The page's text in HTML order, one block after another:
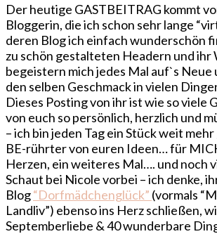
Der heutige GASTBEITRAG kommt
Bloggerin, die ich schon sehr lange
deren Blog ich einfach wunderschön
zu schön gestalteten Headern und ihr
begeistern mich jedes Mal auf`s Neue
den selben Geschmack in vielen
Dieses Posting von ihr ist wie so viele
von euch so persönlich, herzlich und
– ich bin jeden Tag ein Stück weit
BE-rührter von euren Ideen… für
Herzen, ein weiteres Mal…. und noch
Schaut bei Nicole vorbei – ich denke,
Blog“Dorfmädchenglück” (vormals
Landliv”) ebenso ins Herz schließen,
Septemberliebe & 40 wunderbare